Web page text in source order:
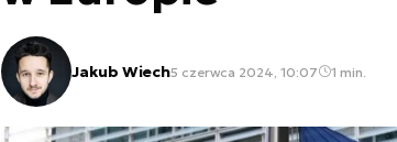
Jakub Wiech5 czerwca 2024, 10:07 1 min.